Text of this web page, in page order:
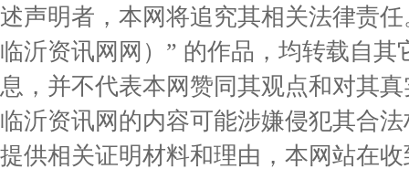
述声明者，本网将追究其相关法律责
临沂资讯网网）” 的作品，均转载自
息，并不代表本网赞同其观点和对其
临沂资讯网的内容可能涉嫌侵犯其合
提供相关证明材料和理由，本网站在